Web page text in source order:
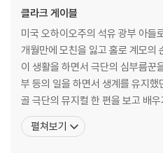
이나 부를 탐내 결혼하려는 킹 웨슬리
서 퉁명스럽게 이 제안을 거절한다.
가지 우연찮은 사고가 일어나게 되고
지게 된다. 그러면서 둘은 서로 사랑
사뮤엘 홉킨스 아담스의 단편 소설
으로,
클라크 게이블
미국 오하이오주의 석유 광부 아들
개월만에 모친을 잃고 홀로 계모의
이 생활을 하면서 극단의 심부름꾼
부 등의 일을 하면서 생계를 유지
골 극단의 뮤지컬 한 편을 보고 배
는 조세핀 딜런을 만나 철저한 연기
와 같은 무대에 나란히서며 배우가
펼쳐보기